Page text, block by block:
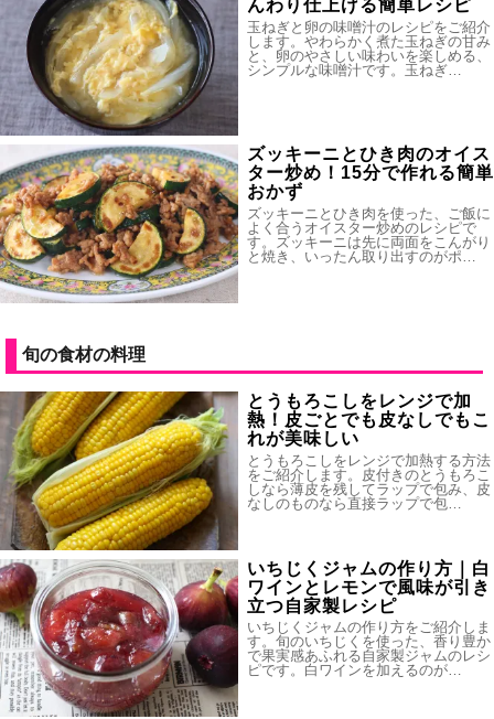
んわり仕上げる簡単レシピ
玉ねぎと卵の味噌汁のレシピをご紹介
します。やわらかく煮た玉ねぎの甘み
と、卵のやさしい味わいを楽しめる、
シンプルな味噌汁です。玉ねぎ…
ズッキーニとひき肉のオイス
ター炒め！15分で作れる簡単
おかず
ズッキーニとひき肉を使った、ご飯に
よく合うオイスター炒めのレシピで
す。ズッキーニは先に両面をこんがり
と焼き、いったん取り出すのがポ…
旬の食材の料理
とうもろこしをレンジで加
熱！皮ごとでも皮なしでもこ
れが美味しい
とうもろこしをレンジで加熱する方法
をご紹介します。皮付きのとうもろこ
しなら薄皮を残してラップで包み、皮
なしのものなら直接ラップで包…
いちじくジャムの作り方｜白
ワインとレモンで風味が引き
立つ自家製レシピ
いちじくジャムの作り方をご紹介しま
す。旬のいちじくを使った、香り豊か
で果実感あふれる自家製ジャムのレシ
ピです。白ワインを加えるのが…